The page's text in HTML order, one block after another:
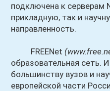
подключена к серверам
прикладную, так и
направленность.
FREENet
образовательная сеть.
большинству вузов и
европейской части